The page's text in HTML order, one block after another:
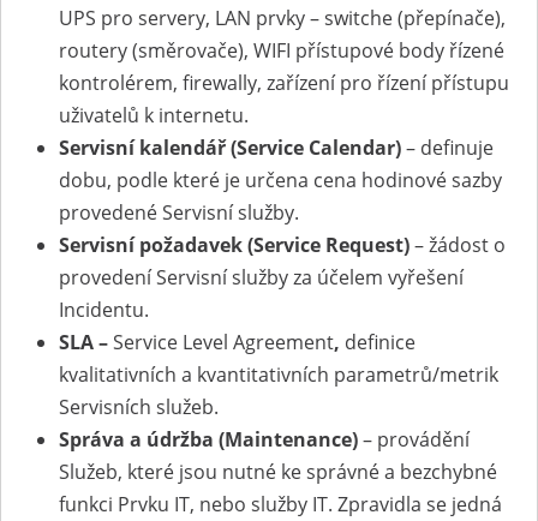
UPS pro servery, LAN prvky – switche (přepínače),
routery (směrovače), WIFI přístupové body řízené
kontrolérem, firewally, zařízení pro řízení přístupu
uživatelů k internetu.
Servisní kalendář (Service Calendar)– definuje
dobu, podle které je určena cena hodinové sazby
provedené Servisní služby.
Servisní požadavek (Service Request)– žádost o
provedení Servisní služby za účelem vyřešení
Incidentu.
SLA–Service Level Agreement, definice
kvalitativních a kvantitativních parametrů/metrik
Servisních služeb.
Správa a údržba (Maintenance)– provádění
Služeb, které jsou nutné ke správné a bezchybné
funkci Prvku IT, nebo služby IT. Zpravidla se jedná